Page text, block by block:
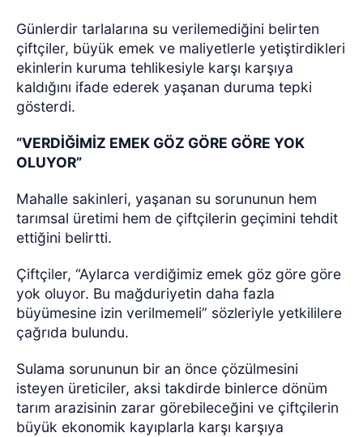
Günlerdir tarlalarına su verilemediğini belirten
çiftçiler, büyük emek ve maliyetlerle yetiştirdikleri
ekinlerin kuruma tehlikesiyle karşı karşıya
kaldığını ifade ederek yaşanan duruma tepki
gösterdi.
“VERDİĞİMİZ EMEK GÖZ GÖRE GÖRE YOK
OLUYOR”
Mahalle sakinleri, yaşanan su sorununun hem
tarımsal üretimi hem de çiftçilerin geçimini tehdit
ettiğini belirtti.
Çiftçiler, “Aylarca verdiğimiz emek göz göre göre
yok oluyor. Bu mağduriyetin daha fazla
büyümesine izin verilmemeli” sözleriyle yetkililere
çağrıda bulundu.
Sulama sorununun bir an önce çözülmesini
isteyen üreticiler, aksi takdirde binlerce dönüm
tarım arazisinin zarar görebileceğini ve çiftçilerin
büyük ekonomik kayıplarla karşı karşıya